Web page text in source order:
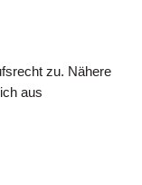
zu. Nähere
aus